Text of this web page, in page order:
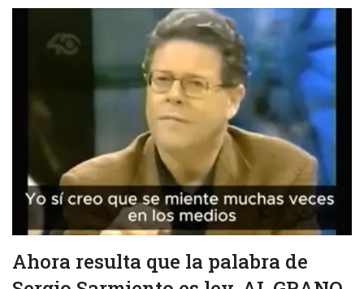
Ahora resulta que la palabra de